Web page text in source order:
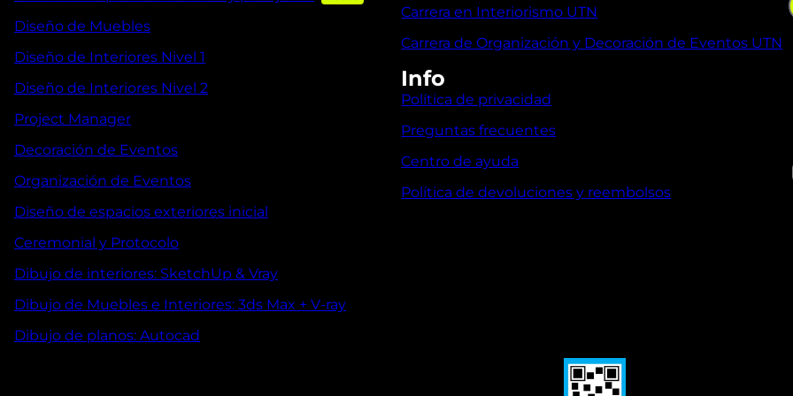
Diseño de Muebles
Diseño de Interiores Nivel 1
Diseño de Interiores Nivel 2
Project Manager
Decoración de Eventos
Organización de Eventos
Diseño de espacios exteriores inicial
Ceremonial y Protocolo
Dibujo de interiores: SketchUp & Vray
Dibujo de Muebles e Interiores: 3ds Max + V-ray
Dibujo de planos: Autocad
Carrera en Interiorismo UTN
Carrera de Organización y Decoración de Eventos UTN
Info
Política de privacidad
Preguntas frecuentes
Centro de ayuda
Política de devoluciones y reembolsos
r